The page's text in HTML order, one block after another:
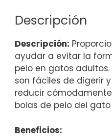
Descripción
Descripción:
ayudar a evitar la
pelo en gatos
son fáciles de digerir
reducir
bolas de pelo del
Beneficios: